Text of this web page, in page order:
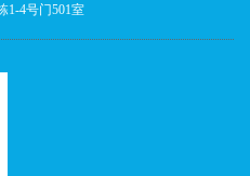
1-4号门501室